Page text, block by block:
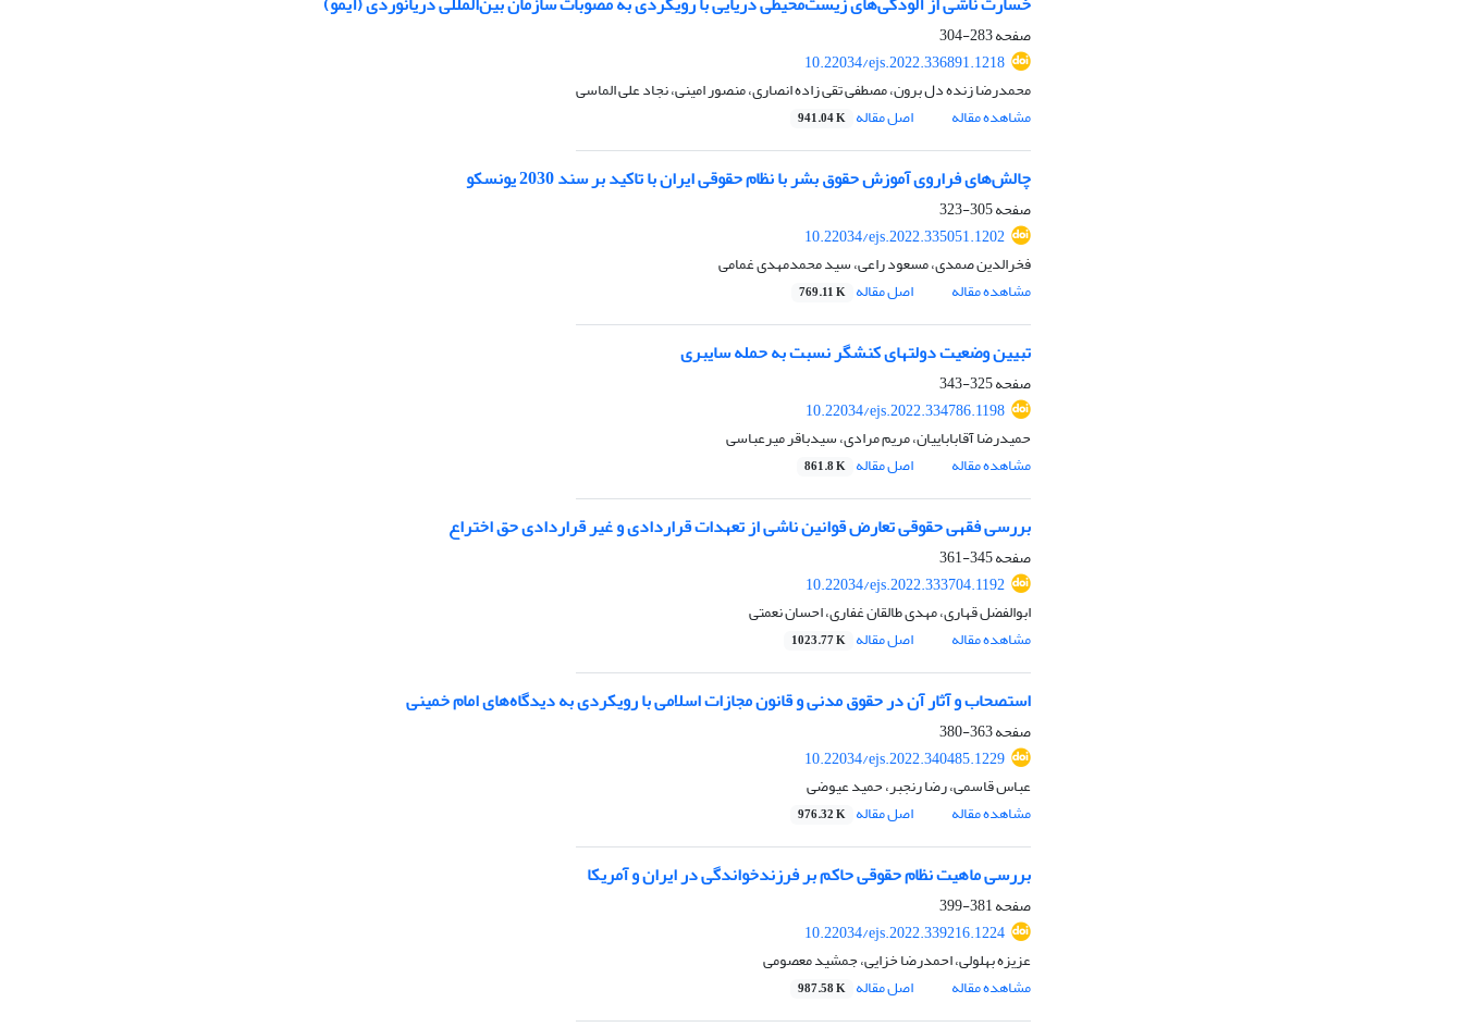
صفحه283-304
10.22034/ejs.2022.336891.1218
محمدرضا زنده دل برون، مصطفی تقی زاده انصاری، منصور امینی، نجاد علی الماسی
مشاهده مقاله
اصل مقاله 941.04 K
چالش‌های فراروی آموزش حقوق بشر با نظام حقوقی ایران با تاکید بر سند 2030 یونسکو
صفحه305-323
10.22034/ejs.2022.335051.1202
فخرالدین صمدی، مسعود راعی، سید محمدمهدی غمامی
مشاهده مقاله
اصل مقاله 769.11 K
تبیین وضعیت دولتهای کنشگر نسبت به حمله سایبری
صفحه325-343
10.22034/ejs.2022.334786.1198
حمیدرضا آقاباباییان، مریم مرادی، سیدباقر میرعباسی
مشاهده مقاله
اصل مقاله 861.8 K
بررسی فقهی حقوقی تعارض قوانین ناشی از تعهدات قراردادی و غیر قراردادی حق اختراع
صفحه345-361
10.22034/ejs.2022.333704.1192
ابوالفضل قهاری، مهدی طالقان غفاری، احسان نعمتی
مشاهده مقاله
اصل مقاله 1023.77 K
استصحاب و آثار آن در حقوق مدنی و قانون مجازات اسلامی با رویکردی به دیدگاه‌های امام خمینی
صفحه363-380
10.22034/ejs.2022.340485.1229
عباس قاسمی، رضا رنجبر، حمید عیوضی
مشاهده مقاله
اصل مقاله 976.32 K
بررسی ماهیت نظام حقوقی حاکم بر فرزندخواندگی در ایران و آمریکا
صفحه381-399
10.22034/ejs.2022.339216.1224
عزیزه بهلولی، احمدرضا خزایی، جمشید معصومی
مشاهده مقاله
اصل مقاله 987.58 K